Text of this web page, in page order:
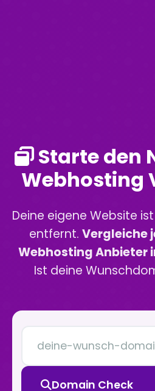
Starte den
Webhosting
Deine eigene Website
entfernt. Vergleiche
Webhosting Anbieter
Ist deine
Domain Check